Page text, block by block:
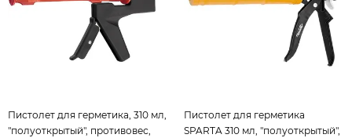
Пистолет для герметика, 310 мл,
"полуоткрытый", противовес,
Пистолет для герметика
SPARTA 310 мл, "полуоткрытый",